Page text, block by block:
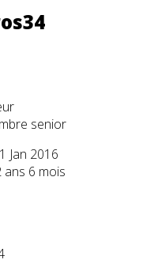
Jan 2016
ans 6 mois